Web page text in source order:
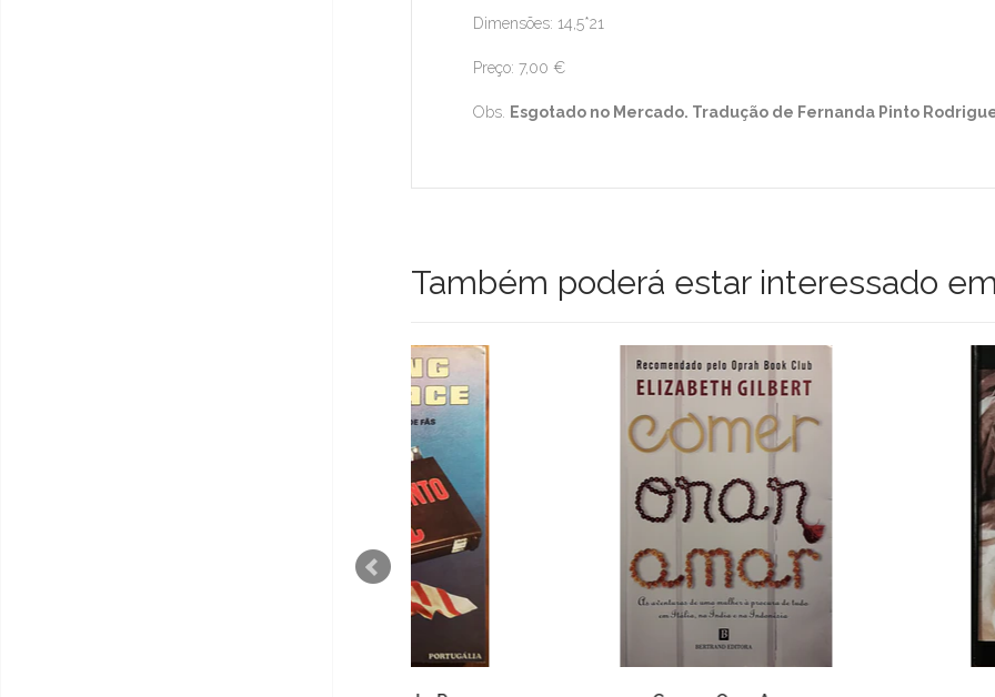
Dimensões: 14,5*21
Preço: 7,00 €
Obs. Esgotado no Mercado. Tradução de Fernanda Pinto
Também poderá estar interessado